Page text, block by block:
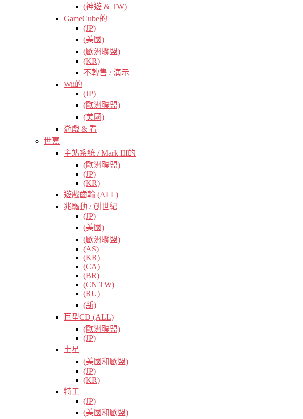
(神遊 & TW)
GameCube的
(JP)
(美國)
(歐洲聯盟)
(KR)
不轉售 / 演示
Wii的
(JP)
(歐洲聯盟)
(美國)
遊戲 & 看
世嘉
主站系統 / Mark III的
(歐洲聯盟)
(JP)
(KR)
遊戲齒輪 (ALL)
兆驅動 / 創世紀
(JP)
(美國)
(歐洲聯盟)
(AS)
(KR)
(CA)
(BR)
(CN TW)
(RU)
(新)
巨型CD (ALL)
(歐洲聯盟)
(JP)
土星
(美國和歐盟)
(JP)
(KR)
特工
(JP)
(美國和歐盟)